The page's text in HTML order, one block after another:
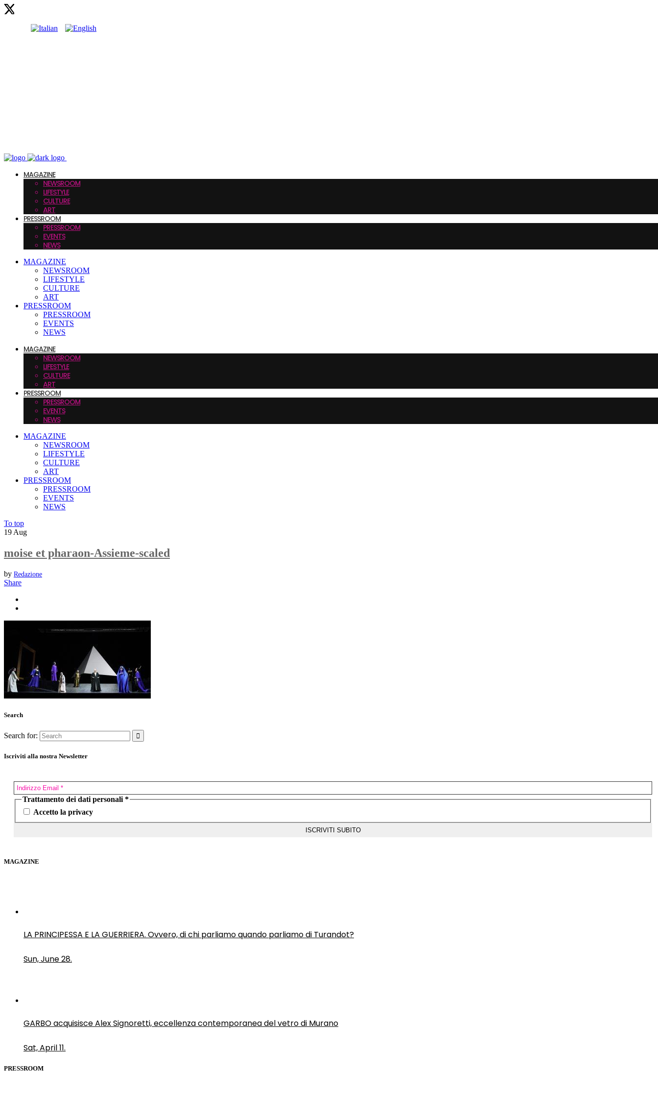
MAGAZINE
NEWSROOM
LIFESTYLE
CULTURE
ART
PRESSROOM
PRESSROOM
EVENTS
NEWS
MAGAZINE
NEWSROOM
LIFESTYLE
CULTURE
ART
PRESSROOM
PRESSROOM
EVENTS
NEWS
MAGAZINE
NEWSROOM
LIFESTYLE
CULTURE
ART
PRESSROOM
PRESSROOM
EVENTS
NEWS
MAGAZINE
NEWSROOM
LIFESTYLE
CULTURE
ART
PRESSROOM
PRESSROOM
EVENTS
NEWS
To top
19 Aug
moise et pharaon-Assieme-scaled
by Redazione
Share
Search
Search for:
Iscriviti alla nostra Newsletter
Trattamento dei dati personali *
Accetto la privacy
MAGAZINE
LA PRINCIPESSA E LA GUERRIERA. Ovvero, di chi parliamo quando parliamo di Turandot?
Sun, June 28.
GARBO acquisisce Alex Signoretti, eccellenza contemporanea del vetro di Murano
Sat, April 11.
PRESSROOM